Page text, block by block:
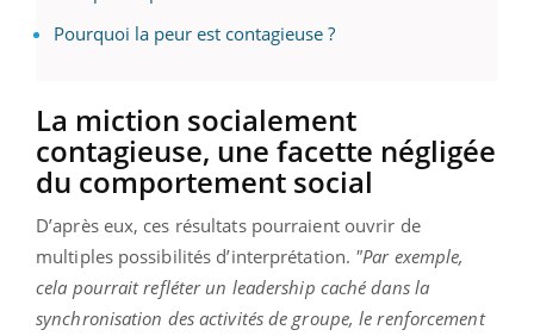
Pourquoi la peur est contagieuse ?
La miction socialement
contagieuse, une facette négligée
du comportement social
D’après eux, ces résultats pourraient ouvrir de
multiples possibilités d’interprétation. "Par exemple,
cela pourrait refléter un leadership caché dans la
synchronisation des activités de groupe, le renforcement